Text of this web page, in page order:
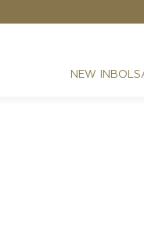
NEW IN